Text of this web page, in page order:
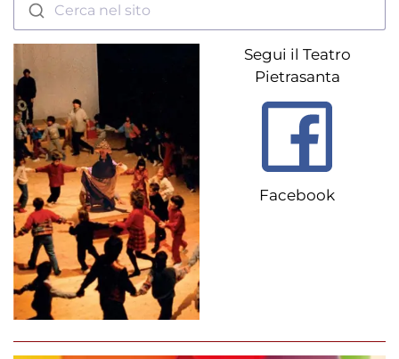
Cerca nel sito
Segui il Teatro
Pietrasanta
Facebook